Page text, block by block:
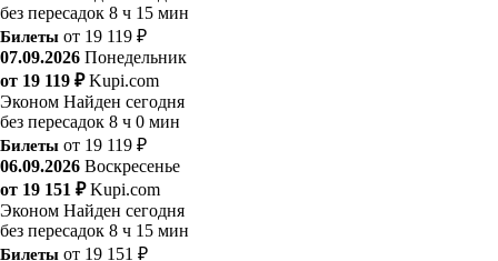
без пересадок 8 ч 15 мин
Билеты от 19 119 ₽
07.09.2026 Понедельник
от 19 119 ₽ Kupi.com
Эконом Найден сегодня
без пересадок 8 ч 0 мин
Билеты от 19 119 ₽
06.09.2026 Воскресенье
от 19 151 ₽ Kupi.com
Эконом Найден сегодня
без пересадок 8 ч 15 мин
Билеты от 19 151 ₽